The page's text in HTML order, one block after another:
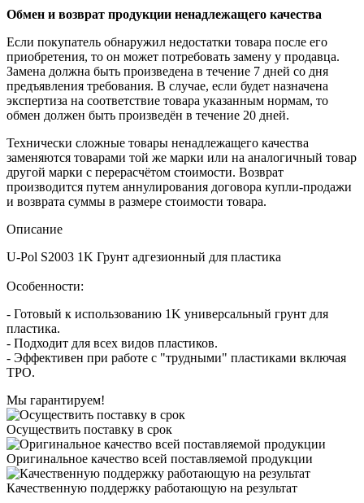
Обмен и возврат продукции ненадлежащего качества
Если покупатель обнаружил недостатки товара после его
приобретения, то он может потребовать замену у продавца.
Замена должна быть произведена в течение 7 дней со дня
предъявления требования. В случае, если будет назначена
экспертиза на соответствие товара указанным нормам, то
обмен должен быть произведён в течение 20 дней.
Технически сложные товары ненадлежащего качества
заменяются товарами той же марки или на аналогичный товар
другой марки с перерасчётом стоимости. Возврат
производится путем аннулирования договора купли-продажи
и возврата суммы в размере стоимости товара.
Описание
U-Pol S2003 1K Грунт адгезионный для пластика
Особенности:
- Готовый к использованию 1K универсальный грунт для
пластика.
- Подходит для всех видов пластиков.
- Эффективен при работе с "трудными" пластиками включая
TPO.
Мы гарантируем!
Осуществить поставку в срок
Оригинальное качество всей поставляемой продукции
Качественную поддержку работающую на результат